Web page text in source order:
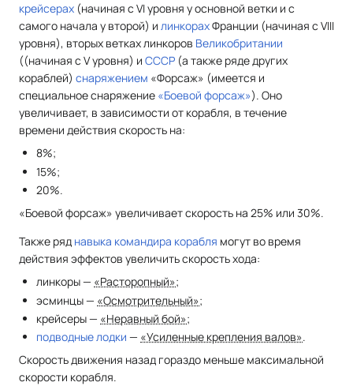
крейсерах (начиная с VI уровня у основной ветки и с
самого начала у второй) и линкорахФранции (начиная с VIII
уровня), вторых ветках линкоров Великобритании
((начиная с V уровня) и СССР (а также ряде других
кораблей) снаряжением «Форсаж» (имеется и
специальное снаряжение «Боевой форсаж»). Оно
увеличивает, в зависимости от корабля, в течение
времени действия скорость на:
8%;
15%;
20%.
«Боевой форсаж» увеличивает скорость на 25% или 30%.
Также ряд навыка командира корабля могут во время
действия эффектов увеличить скорость хода:
линкоры — «Расторопный»;
эсминцы — «Осмотрительный»;
крейсеры — «Неравный бой»;
подводные лодки — «Усиленные крепления валов».
Скорость движения назад гораздо меньше максимальной
скорости корабля.